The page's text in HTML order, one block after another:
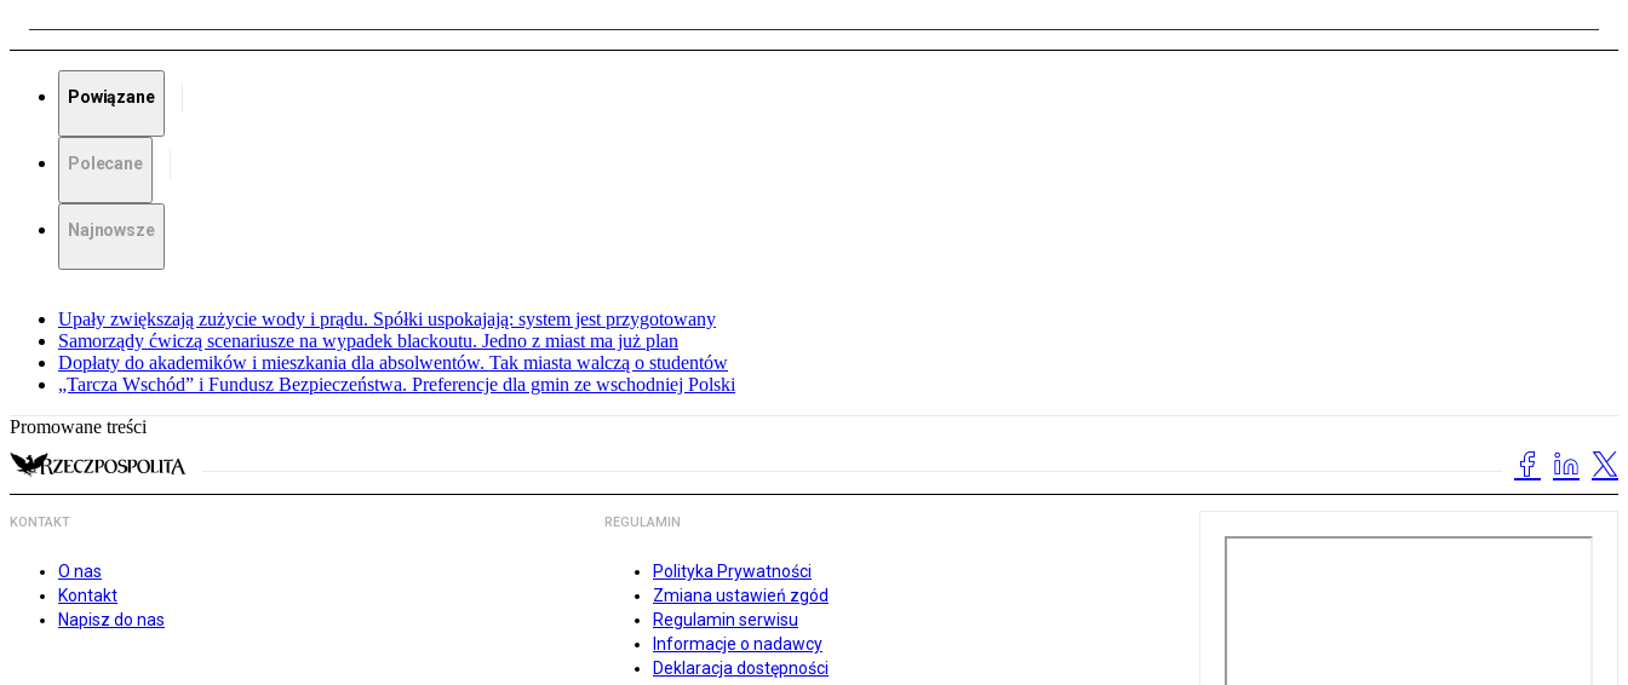
Powiązane
Polecane
Najnowsze
Upały zwiększają zużycie wody i prądu. Spółki uspokajają: system jest przygotowany
Samorządy ćwiczą scenariusze na wypadek blackoutu. Jedno z miast ma już plan
Dopłaty do akademików i mieszkania dla absolwentów. Tak miasta walczą o studentów
„Tarcza Wschód” i Fundusz Bezpieczeństwa. Preferencje dla gmin ze wschodniej Polski
Promowane treści
KONTAKT
O nas
Kontakt
Napisz do nas
REGULAMIN
Polityka Prywatności
Zmiana ustawień zgód
Regulamin serwisu
Informacje o nadawcy
Deklaracja dostępności